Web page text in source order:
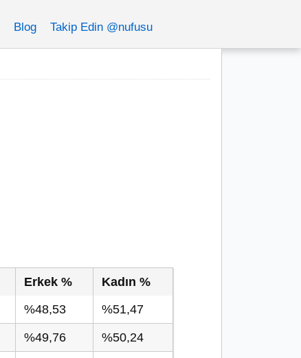
Blog Takip Edin @nufusu
Erkek %
Kadın %
%48,53 %51,47
%49,76 %50,24